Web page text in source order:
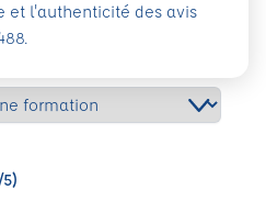
et l'authenticité des avis